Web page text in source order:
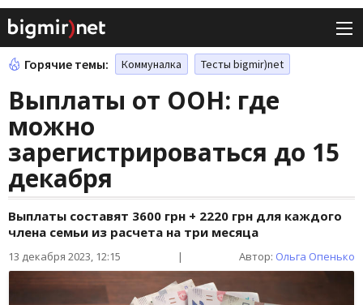
Горячие темы: Коммуналка Тесты bigmir)net
Выплаты от ООН: где
можно
зарегистрироваться до 15
декабря
Выплаты составят 3600 грн + 2220 грн для каждого
члена семьи из расчета на три месяца
13 декабря 2023, 12:15 | Автор: Ольга Опенько